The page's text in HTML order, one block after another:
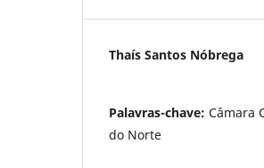
Thaís Santos Nóbrega
Palavras-chave: Câmara
do Norte